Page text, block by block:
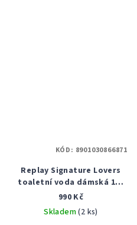
Replay Signature Lovers
toaletní voda dámská 100
ml tester
990 Kč
Skladem(2 ks)
KÓD: 8901030866871